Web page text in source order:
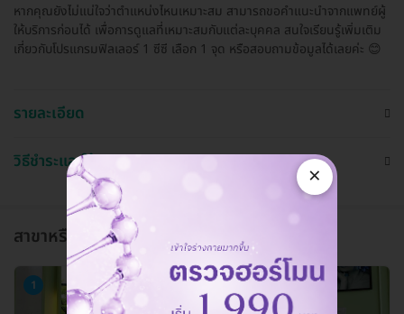
หากคุณยังไม่แน่ใจว่าตำแหน่งไหนเหมาะสม สามารถขอคำแนะนำจากแพทย์ผู้
ให้บริการก่อนได้ เพื่อการดูแลที่เหมาะสมกับแต่ละบุคคล สนใจเรียนรู้เพิ่มเติม
เกี่ยวกับโปรแกรมฟิลเลอร์ 1 ซีซี เลือก 1 จุด หรือสอบถามข้อมูลได้เลยค่ะ 😊
รายละเอียด
วิธีชำระและใช้งาน
สาขาหรือแผนกที่ให้บริการ
1
×